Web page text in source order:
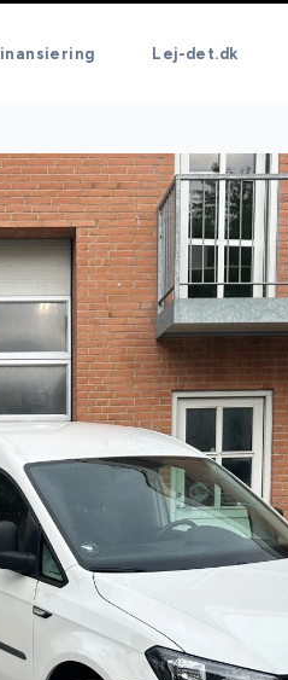
Lej-det.dk